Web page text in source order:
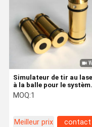
Simulateur de tir au
à la balle pour le
d'entraînement à feu sec
MOQ:1
Meilleur prix contact